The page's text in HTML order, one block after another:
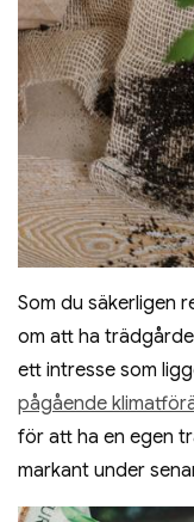
Som du säkerligen
om att ha
ett intresse som
pågående
för att ha en egen
markant under